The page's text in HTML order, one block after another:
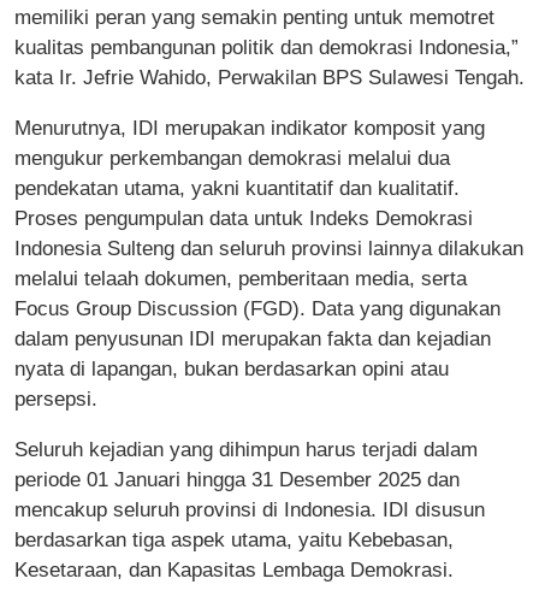
memiliki peran yang semakin penting untuk memotret
kualitas pembangunan politik dan demokrasi Indonesia,”
kata Ir. Jefrie Wahido, Perwakilan BPS Sulawesi Tengah.
Menurutnya, IDI merupakan indikator komposit yang
mengukur perkembangan demokrasi melalui dua
pendekatan utama, yakni kuantitatif dan kualitatif.
Proses pengumpulan data untuk Indeks Demokrasi
Indonesia Sulteng dan seluruh provinsi lainnya dilakukan
melalui telaah dokumen, pemberitaan media, serta
Focus Group Discussion (FGD). Data yang digunakan
dalam penyusunan IDI merupakan fakta dan kejadian
nyata di lapangan, bukan berdasarkan opini atau
persepsi.
Seluruh kejadian yang dihimpun harus terjadi dalam
periode 01 Januari hingga 31 Desember 2025 dan
mencakup seluruh provinsi di Indonesia. IDI disusun
berdasarkan tiga aspek utama, yaitu Kebebasan,
Kesetaraan, dan Kapasitas Lembaga Demokrasi.